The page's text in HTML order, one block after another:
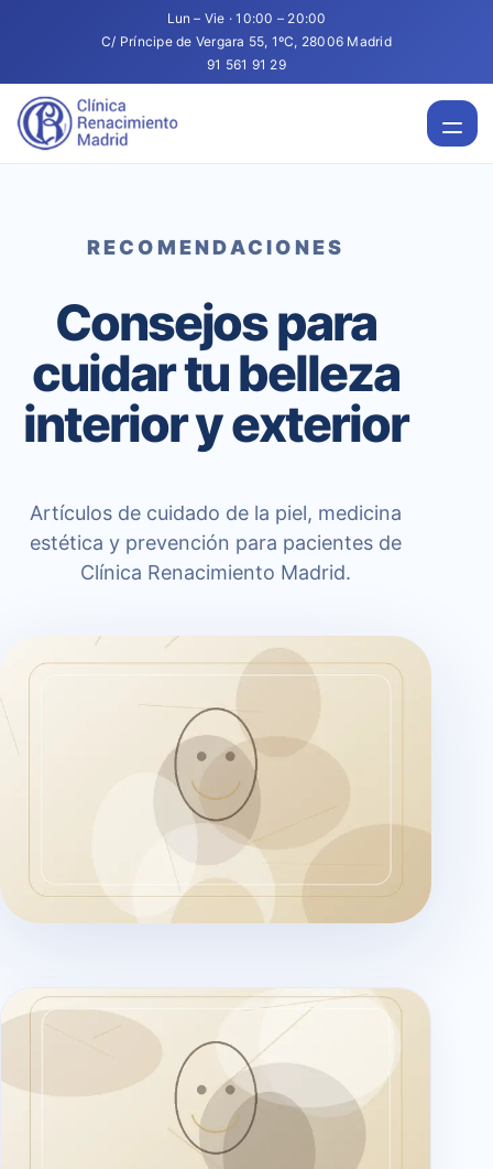
Lun – Vie · 10:00 – 20:00
C/ Príncipe de Vergara 55, 1ºC, 28006 Madrid
91 561 91 29
RECOMENDACIONES
Consejos para
cuidar tu belleza
interior y exterior
Artículos de cuidado de la piel, medicina
estética y prevención para pacientes de
Clínica Renacimiento Madrid.